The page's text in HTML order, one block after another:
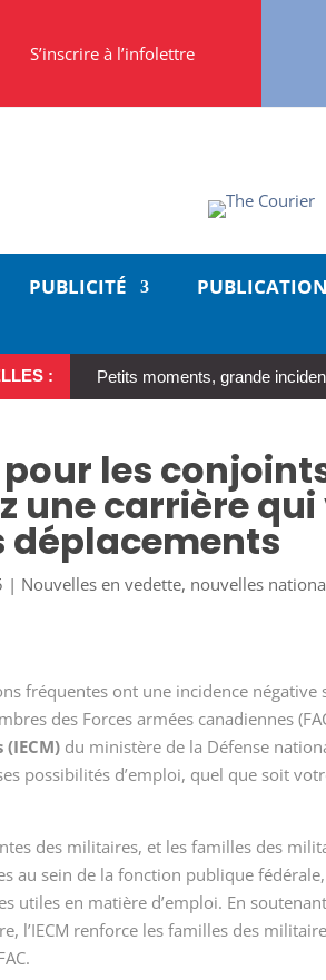
S’inscrire à l’infolettre
PUBLICITÉ
: Petits moments, grande
les
une carrière
déplacements
| Nouvelles en vedette, nouvelles
fréquentes ont une incidence négative
des Forces armées canadiennes
du ministère de la Défense
possibilités d’emploi, quel que soit
des militaires, et les familles des
au sein de la fonction publique
utiles en matière d’emploi. En
l’IECM renforce les familles des